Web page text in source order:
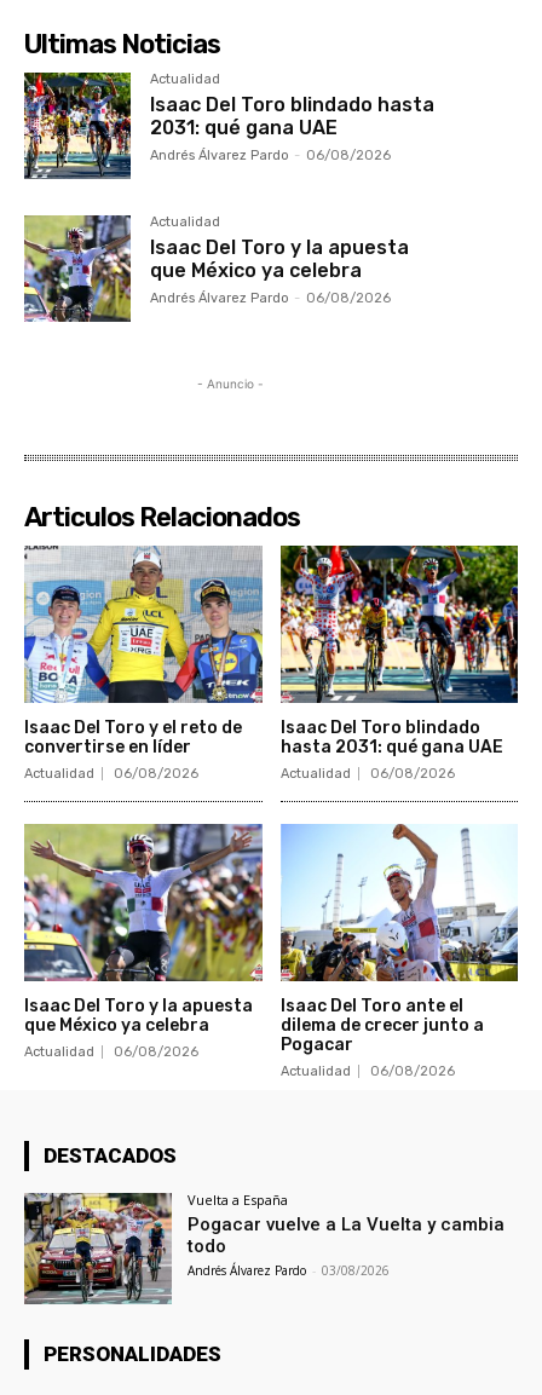
Ultimas Noticias
Actualidad
Isaac Del Toro blindado hasta
2031: qué gana UAE
Andrés Álvarez Pardo - 06/08/2026
Actualidad
Isaac Del Toro y la apuesta
que México ya celebra
Andrés Álvarez Pardo - 06/08/2026
- Anuncio -
Articulos Relacionados
Isaac Del Toro y el reto de
convertirse en líder
Actualidad 06/08/2026
Isaac Del Toro blindado
hasta 2031: qué gana UAE
Actualidad 06/08/2026
Isaac Del Toro y la apuesta
que México ya celebra
Actualidad 06/08/2026
Isaac Del Toro ante el
dilema de crecer junto a
Pogacar
Actualidad 06/08/2026
DESTACADOS
Vuelta a España
Pogacar vuelve a La Vuelta y cambia
todo
Andrés Álvarez Pardo - 03/08/2026
PERSONALIDADES